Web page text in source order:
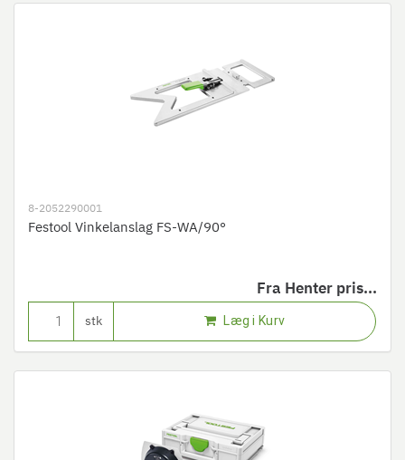
8-2052290001
Festool Vinkelanslag FS-WA/90°
Fra Henter pris...
stk Læg i Kurv